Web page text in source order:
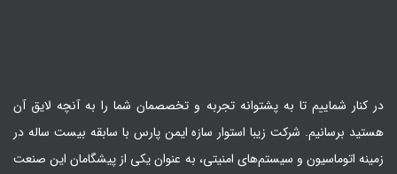
در کنار شماییم تا به پشتوانه تجربه و تخصصمان شما را به آنچه لایق آن
هستید برسانیم. شرکت زیبا استوار سازه ایمن پارس با سابقه بیست ساله در
زمینه اتوماسیون و سیستم‌های امنیتی، به عنوان یکی از پیشگامان این صنعت